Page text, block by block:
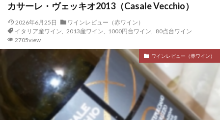
カサーレ・ヴェッキオ2013（Casale Vecchio）
2026年6月25日
ワインレビュー（赤ワイン）
イタリア産ワイン
2013産ワイン 1000円台ワイン
80点台ワイン
2705view
ワインレビュー（赤ワイン）